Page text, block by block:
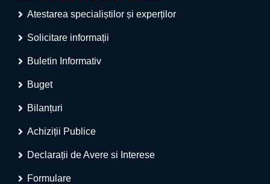
Atestarea specialiștilor și experților
Solicitare informații
Buletin Informativ
Buget
Bilanțuri
Achiziții Publice
Declarații de Avere si Interese
Formulare